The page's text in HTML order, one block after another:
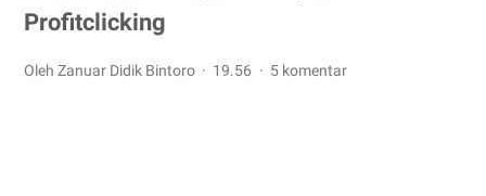
Profitclicking
Oleh Zanuar Didik Bintoro 19.56 5 komentar